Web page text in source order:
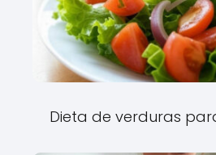
Dieta de verduras